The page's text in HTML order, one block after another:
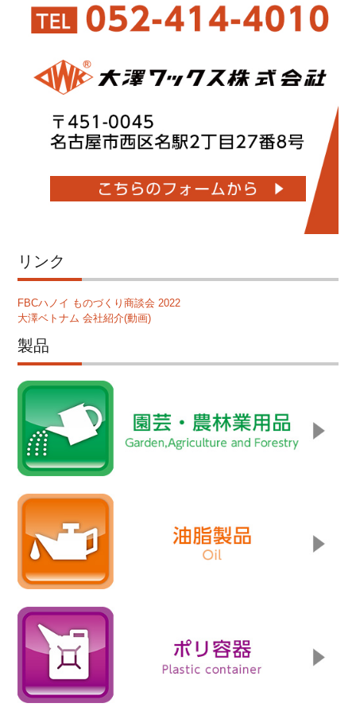
リンク
FBCハノイ ものづくり商談会 2022
大澤ベトナム 会社紹介(動画)
製品